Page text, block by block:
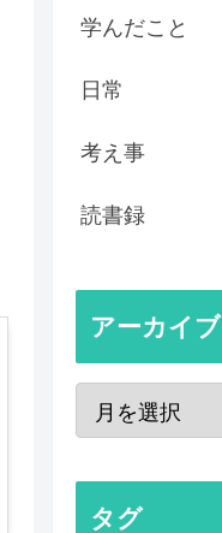
学んだこと
日常
考え事
読書録
アーカイブ
タグ